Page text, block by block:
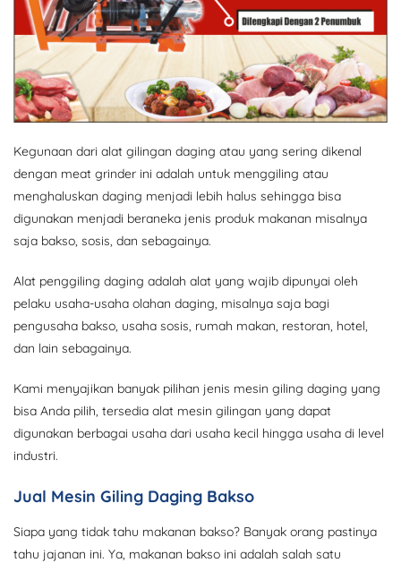
Kegunaan dari alat gilingan daging atau yang sering dikenal
dengan meat grinder ini adalah untuk menggiling atau
menghaluskan daging menjadi lebih halus sehingga bisa
digunakan menjadi beraneka jenis produk makanan misalnya
saja bakso, sosis, dan sebagainya.
Alat penggiling daging adalah alat yang wajib dipunyai oleh
pelaku usaha-usaha olahan daging, misalnya saja bagi
pengusaha bakso, usaha sosis, rumah makan, restoran, hotel,
dan lain sebagainya.
Kami menyajikan banyak pilihan jenis mesin giling daging yang
bisa Anda pilih, tersedia alat mesin gilingan yang dapat
digunakan berbagai usaha dari usaha kecil hingga usaha di level
industri.
Jual Mesin Giling Daging Bakso
Siapa yang tidak tahu makanan bakso? Banyak orang pastinya
tahu jajanan ini. Ya, makanan bakso ini adalah salah satu